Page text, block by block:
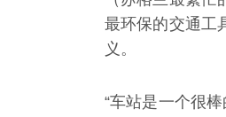
最环保的交通工
义。
“车站是一个很